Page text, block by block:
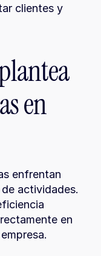
clientes y
en
enfrentan
actividades.
en